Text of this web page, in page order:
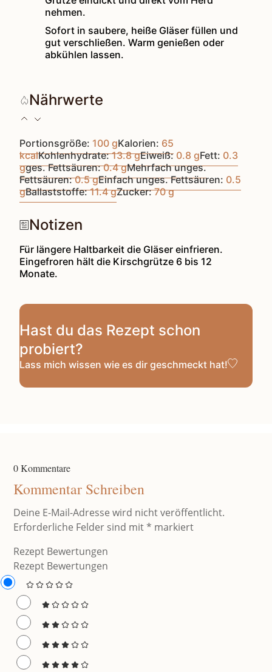
nehmen.
Sofort in saubere, heiße Gläser füllen und
gut verschließen. Warm genießen oder
abkühlen lassen.
Nährwerte
Portionsgröße: 100 gKalorien: 65
kcalKohlenhydrate:13.8 gEiweiß: 0.8 gFett: 0.3
gges. Fettsäuren:0.4 gMehrfach unges.
Fettsäuren:0.5 gEinfach unges. Fettsäuren: 0.5
gBallaststoffe:11.4 gZucker:70 g
Notizen
Für längere Haltbarkeit die Gläser einfrieren.
Eingefroren hält die Kirschgrütze 6 bis 12
Monate.
Hast du das Rezept schon
probiert?
Lass mich wissen wie es dir geschmeckt hat!
0 Kommentare
Kommentar Schreiben
Deine E-Mail-Adresse wird nicht veröffentlicht.
Erforderliche Felder sind mit* markiert
Rezept Bewertungen
Rezept Bewertungen